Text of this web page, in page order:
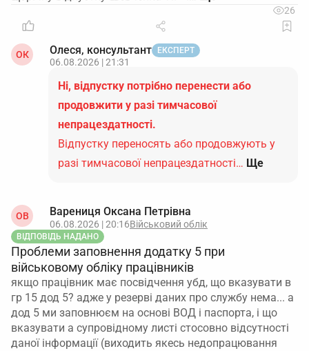
26
ОК Олеся, консультант ЕКСПЕРТ
06.08.2026 | 21:31
Ні, відпустку потрібно перенести або
продовжити у разі тимчасової
непрацездатності.
Відпустку переносять або продовжують у
разі тимчасової непрацездатності… Ще
ОВ Варениця Оксана Петрівна
06.08.2026 | 20:16Військовий облік
ВІДПОВІДЬ НАДАНО
Проблеми заповнення додатку 5 при
військовому обліку працівників
якщо працівник має посвідчення убд, що вказувати в
гр 15 дод 5? адже у резерві даних про службу нема... а
дод 5 ми заповнюєм на основі ВОД і паспорта, і що
вказувати а супровідному листі стосовно відсутності
даної інформації (виходить якесь недопрацювання